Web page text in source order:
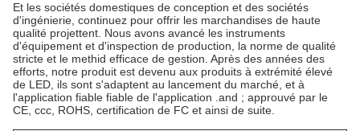
Et les sociétés domestiques de conception et des sociétés
d'ingénierie, continuez pour offrir les marchandises de haute
qualité projettent. Nous avons avancé les instruments
d'équipement et d'inspection de production, la norme de qualité
stricte et le methid efficace de gestion. Après des années des
efforts, notre produit est devenu aux produits à extrémité élevé
de LED, ils sont s'adaptent au lancement du marché, et à
l'application fiable fiable de l'application .and ; approuvé par le
CE, ccc, ROHS, certification de FC et ainsi de suite.